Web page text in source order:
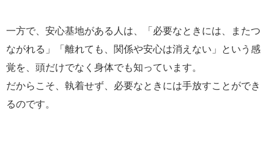
一方で、安心基地がある人は、「必要なときには、またつ
ながれる」「離れても、関係や安心は消えない」という感
覚を、頭だけでなく身体でも知っています。
だからこそ、執着せず、必要なときには手放すことができ
るのです。